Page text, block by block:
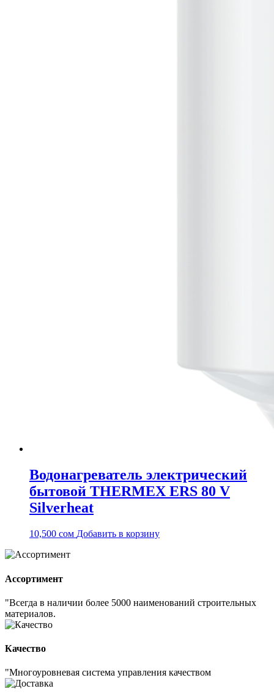
Водонагреватель электрический
бытовой THERMEX ERS 80 V
Silverheat
10,500 сом Добавить в корзину
Ассортимент
"Всегда в наличии более 5000 наименований строительных
материалов.
Качество
"Многоуровневая система управления качеством